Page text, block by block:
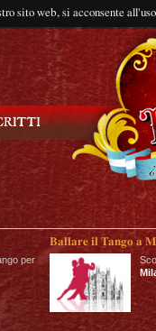
sito web, si acconsente
per
Ballare il Tango a